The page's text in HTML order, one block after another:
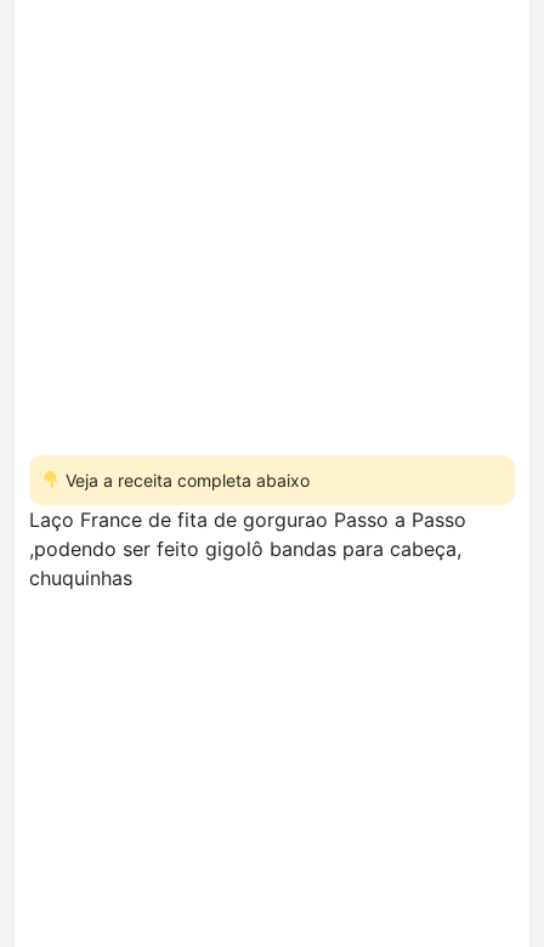
Veja a receita completa abaixo
Laço France de fita de gorgurao Passo a Passo
,podendo ser feito gigolô bandas para cabeça,
chuquinhas